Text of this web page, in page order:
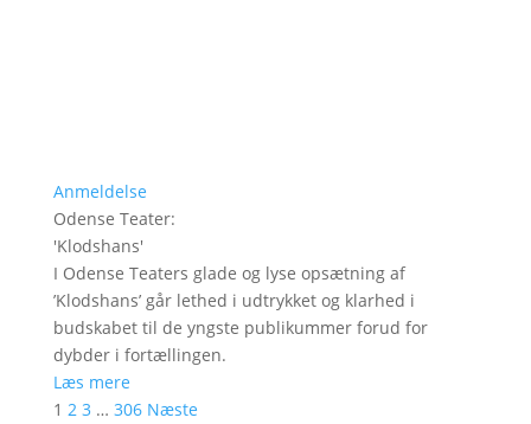
Anmeldelse
Odense Teater:
'Klodshans'
I Odense Teaters glade og lyse opsætning af
’Klodshans’ går lethed i udtrykket og klarhed i
budskabet til de yngste publikummer forud for
dybder i fortællingen.
Læs mere
1 2 3 … 306 Næste